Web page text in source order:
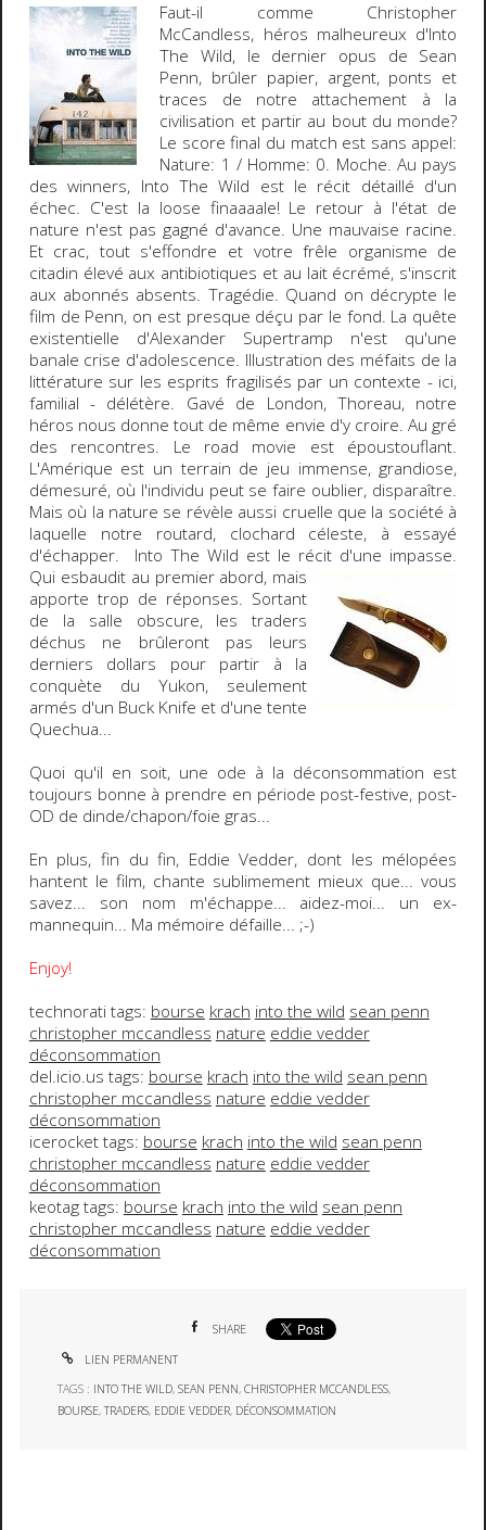
Faut-il comme Christopher
McCandless, héros malheureux d'Into
The Wild, le dernier opus de Sean
Penn, brûler papier, argent, ponts et
traces de notre attachement à la
civilisation et partir au bout du monde?
Le score final du match est sans appel:
Nature: 1 / Homme: 0. Moche. Au pays
des winners, Into The Wild est le récit détaillé d'un
échec. C'est la loose finaaaale! Le retour à l'état de
nature n'est pas gagné d'avance. Une mauvaise racine.
Et crac, tout s'effondre et votre frêle organisme de
citadin élevé aux antibiotiques et au lait écrémé, s'inscrit
aux abonnés absents. Tragédie. Quand on décrypte le
film de Penn, on est presque déçu par le fond. La quête
existentielle d'Alexander Supertramp n'est qu'une
banale crise d'adolescence. Illustration des méfaits de la
littérature sur les esprits fragilisés par un contexte - ici,
familial - délétère. Gavé de London, Thoreau, notre
héros nous donne tout de même envie d'y croire. Au gré
des rencontres. Le road movie est époustouflant.
L'Amérique est un terrain de jeu immense, grandiose,
démesuré, où l'individu peut se faire oublier, disparaître.
Mais où la nature se révèle aussi cruelle que la société à
laquelle notre routard, clochard céleste, à essayé
d'échapper. Into The Wild est le récit d'une impasse.
Qui esbaudit au premier abord, mais
apporte trop de réponses. Sortant
de la salle obscure, les traders
déchus ne brûleront pas leurs
derniers dollars pour partir à la
conquète du Yukon, seulement
armés d'un Buck Knife et d'une tente
Quechua...
Quoi qu'il en soit, une ode à la déconsommation est
toujours bonne à prendre en période post-festive, post-
OD de dinde/chapon/foie gras...
En plus, fin du fin, Eddie Vedder, dont les mélopées
hantent le film, chante sublimement mieux que... vous
savez... son nom m'échappe... aidez-moi... un ex-
mannequin... Ma mémoire défaille... ;-)
Enjoy!
technorati tags: bourse krach into the wild sean penn
christopher mccandless nature eddie vedder
déconsommation
del.icio.us tags: bourse krach into the wild sean penn
christopher mccandless nature eddie vedder
déconsommation
icerocket tags: bourse krach into the wild sean penn
christopher mccandless nature eddie vedder
déconsommation
keotag tags: bourse krach into the wild sean penn
christopher mccandless nature eddie vedder
déconsommation
SHARE
LIEN PERMANENT
TAGS : INTO THE WILD,SEAN PENN,CHRISTOPHER MCCANDLESS,
BOURSE,TRADERS, EDDIE VEDDER, DÉCONSOMMATION